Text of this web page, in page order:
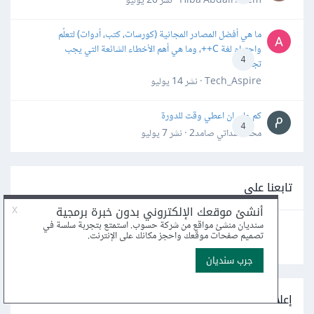
4
ما هي أفضل المصادر المجانية (كورسات، كتب، أدوات) لتعلّم
واحترام لغة C++، وما هي أهم الأخطاء الشائعة التي يجب
تجنبها؟
Tech_Aspire · نشر
14 يوليو
4
كم علي ان اعطي وقت للدورة
محمد سداتي صامد2 · نشر
7 يوليو
تابعنا على
إعلانات